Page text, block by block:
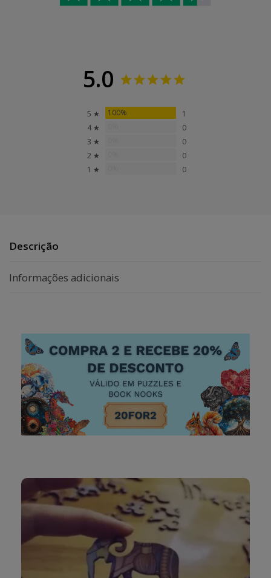
5.0
5 ★ 100%
1
4 ★
0
3 ★
0
2 ★
0
1 ★
0
Descrição
Informações adicionais